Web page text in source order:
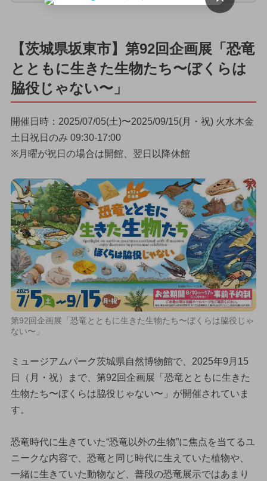
【茨城県坂東市】第92回企画展「恐竜
とともに生きた生物たち〜ぼくらは
脇役じゃない〜」
開催日時：2025/07/05(土)〜2025/09/15(月・祝) 火水木金
土日祝日のみ 09:30-17:00
※月曜が祝日の場合は開館、翌日以降休館
第92回企画展「恐竜とともに生きた生物たち〜ぼくらは脇役じゃ
ない〜」
ミュージアムパーク茨城県自然博物館で、2025年9月15
日（月・祝）まで、第92回企画展「恐竜とともに生きた
生物たち〜ぼくらは脇役じゃない〜」が開催されていま
す。
恐竜時代に生きていた“恐竜以外の生物”に焦点を当てるユ
ニークな内容で、恐竜と同じ時代に生えていた植物や、
一緒に生きていた動物など、普段の恐竜展示ではあまり